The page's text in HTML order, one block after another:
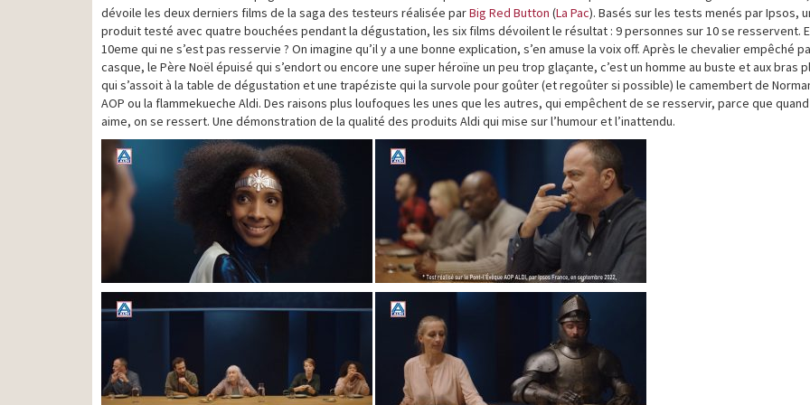
dévoile les deux derniers films de la saga des testeurs réalisée parBig Red Button (La Pac). Basés sur les tests menés par Ipsos,
produit testé avec quatre bouchées pendant la dégustation, les six films dévoilent le résultat : 9 personnes sur 10 se resservent.
10eme qui ne s’est pas resservie ? On imagine qu’il y a une bonne explication, s’en amuse la voix off. Après le chevalier empêché
casque, le Père Noël épuisé qui s’endort ou encore une super héroïne un peu trop glaçante, c’est un homme au buste et aux bras
qui s’assoit à la table de dégustation et une trapéziste qui la survole pour goûter (et regoûter si possible) le camembert de
AOP ou la flammekueche Aldi. Des raisons plus loufoques les unes que les autres, qui empêchent de se resservir, parce que
aime, on se ressert. Une démonstration de la qualité des produits Aldi qui mise sur l’humour et l’inattendu.